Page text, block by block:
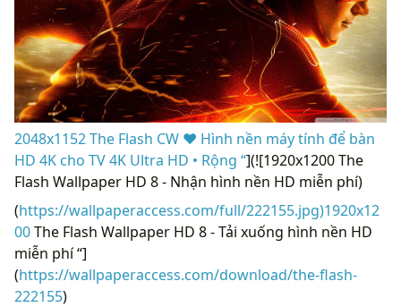
2048x1152 The Flash CW ❤ Hình nền máy tính để bàn
HD 4K cho TV 4K Ultra HD • Rộng “](![1920x1200 The
Flash Wallpaper HD 8 - Nhận hình nền HD miễn phí)
(https://wallpaperaccess.com/full/222155.jpg)1920x12
00The Flash Wallpaper HD 8 - Tải xuống hình nền HD
miễn phí “]
(https://wallpaperaccess.com/download/the-flash-
222155)